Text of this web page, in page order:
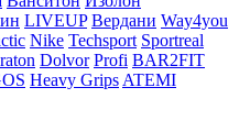
LIVEUP Вердани Way4you
Nike Techsport Sportreal
Dolvor Profi BAR2FIT
Heavy Grips ATEMI